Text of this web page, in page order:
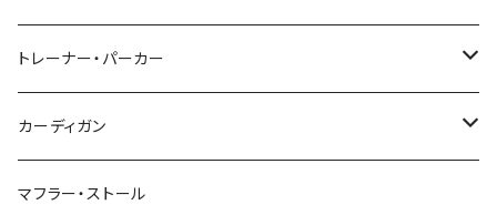
48/L
50/XL～
46/M
48/L
50/XL～
～44/S
46/M
48/L
トレーナー・パーカー
～44/S
46/M
カーディガン
～44/S
マフラー・ストール